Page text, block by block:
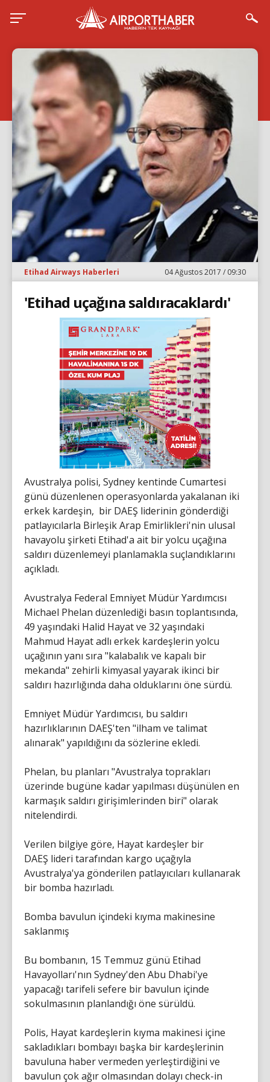
Etihad Airways Haberleri 04 Ağustos 2017 / 09:30
'Etihad uçağına saldıracaklardı'
Avustralya polisi, Sydney kentinde Cumartesi
günü düzenlenen operasyonlarda yakalanan iki
erkek kardeşin, bir DAEŞ liderinin gönderdiği
patlayıcılarla Birleşik Arap Emirlikleri'nin ulusal
havayolu şirketi Etihad'a ait bir yolcu uçağına
saldırı düzenlemeyi planlamakla suçlandıklarını
açıkladı.
Avustralya Federal Emniyet Müdür Yardımcısı
Michael Phelan düzenlediği basın toplantısında,
49 yaşındaki Halid Hayat ve 32 yaşındaki
Mahmud Hayat adlı erkek kardeşlerin yolcu
uçağının yanı sıra "kalabalık ve kapalı bir
mekanda" zehirli kimyasal yayarak ikinci bir
saldırı hazırlığında daha olduklarını öne sürdü.
Emniyet Müdür Yardımcısı, bu saldırı
hazırlıklarının DAEŞ'ten "ilham ve talimat
alınarak" yapıldığını da sözlerine ekledi.
Phelan, bu planları "Avustralya toprakları
üzerinde bugüne kadar yapılması düşünülen en
karmaşık saldırı girişimlerinden biri" olarak
nitelendirdi.
Verilen bilgiye göre, Hayat kardeşler bir
DAEŞ lideri tarafından kargo uçağıyla
Avustralya'ya gönderilen patlayıcıları kullanarak
bir bomba hazırladı.
Bomba bavulun içindeki kıyma makinesine
saklanmış
Bu bombanın, 15 Temmuz günü Etihad
Havayolları'nın Sydney'den Abu Dhabi'ye
yapacağı tarifeli sefere bir bavulun içinde
sokulmasının planlandığı öne sürüldü.
Polis, Hayat kardeşlerin kıyma makinesi içine
sakladıkları bombayı başka bir kardeşlerinin
bavuluna haber vermeden yerleştirdiğini ve
bavulun çok ağır olmasından dolayı check-in